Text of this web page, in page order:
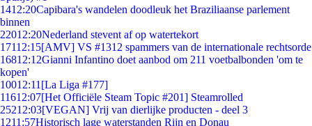
1412:20Capibara's wandelen doodleuk het Braziliaanse parlement
binnen
22012:20Nederland stevent af op watertekort
17112:15[AMV] VS #1312 spammers van de internationale rechtsorde
16812:12Gianni Infantino doet aanbod om 211 voetbalbonden 'om te
kopen'
10012:11 [La Liga #177]
11612:07[Het Officiële Steam Topic #201] Steamrolled
25212:03[VEGAN] Vrij van dierlijke producten - deel 3
1211:57Historisch lage waterstanden Rijn en Donau